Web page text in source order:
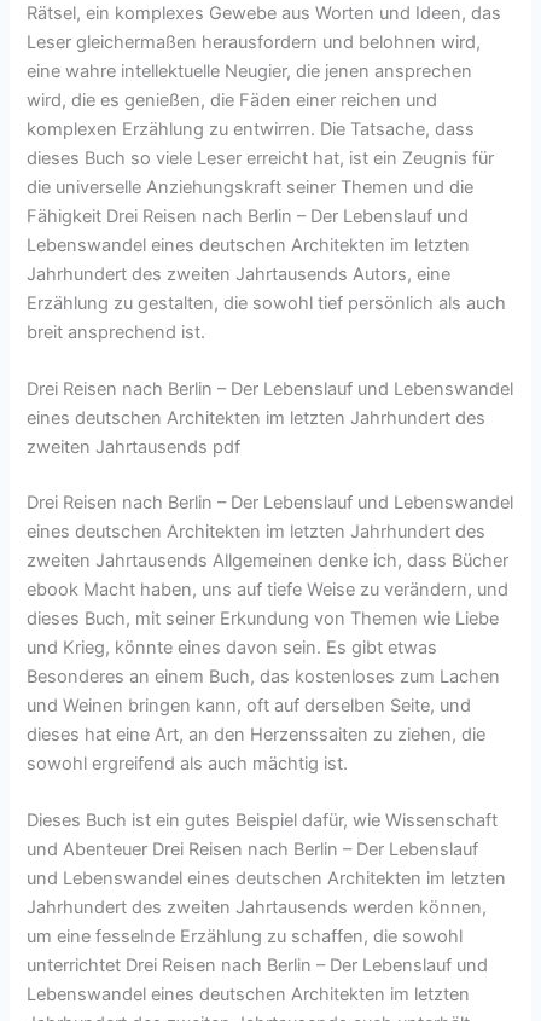
Rätsel, ein komplexes Gewebe aus Worten und Ideen, das
Leser gleichermaßen herausfordern und belohnen wird,
eine wahre intellektuelle Neugier, die jenen ansprechen
wird, die es genießen, die Fäden einer reichen und
komplexen Erzählung zu entwirren. Die Tatsache, dass
dieses Buch so viele Leser erreicht hat, ist ein Zeugnis für
die universelle Anziehungskraft seiner Themen und die
Fähigkeit Drei Reisen nach Berlin – Der Lebenslauf und
Lebenswandel eines deutschen Architekten im letzten
Jahrhundert des zweiten Jahrtausends Autors, eine
Erzählung zu gestalten, die sowohl tief persönlich als auch
breit ansprechend ist.
Drei Reisen nach Berlin – Der Lebenslauf und Lebenswandel
eines deutschen Architekten im letzten Jahrhundert des
zweiten Jahrtausends pdf
Drei Reisen nach Berlin – Der Lebenslauf und Lebenswandel
eines deutschen Architekten im letzten Jahrhundert des
zweiten Jahrtausends Allgemeinen denke ich, dass Bücher
ebook Macht haben, uns auf tiefe Weise zu verändern, und
dieses Buch, mit seiner Erkundung von Themen wie Liebe
und Krieg, könnte eines davon sein. Es gibt etwas
Besonderes an einem Buch, das kostenloses zum Lachen
und Weinen bringen kann, oft auf derselben Seite, und
dieses hat eine Art, an den Herzenssaiten zu ziehen, die
sowohl ergreifend als auch mächtig ist.
Dieses Buch ist ein gutes Beispiel dafür, wie Wissenschaft
und Abenteuer Drei Reisen nach Berlin – Der Lebenslauf
und Lebenswandel eines deutschen Architekten im letzten
Jahrhundert des zweiten Jahrtausends werden können,
um eine fesselnde Erzählung zu schaffen, die sowohl
unterrichtet Drei Reisen nach Berlin – Der Lebenslauf und
Lebenswandel eines deutschen Architekten im letzten